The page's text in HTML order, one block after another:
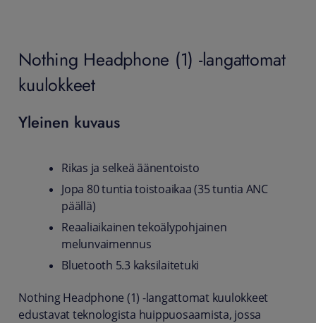
Nothing Headphone (1) -langattomat
kuulokkeet
Yleinen kuvaus
Rikas ja selkeä äänentoisto
Jopa 80 tuntia toistoaikaa (35 tuntia ANC
päällä)
Reaaliaikainen tekoälypohjainen
melunvaimennus
Bluetooth 5.3 kaksilaitetuki
Nothing Headphone (1) -langattomat kuulokkeet
edustavat teknologista huippuosaamista, jossa